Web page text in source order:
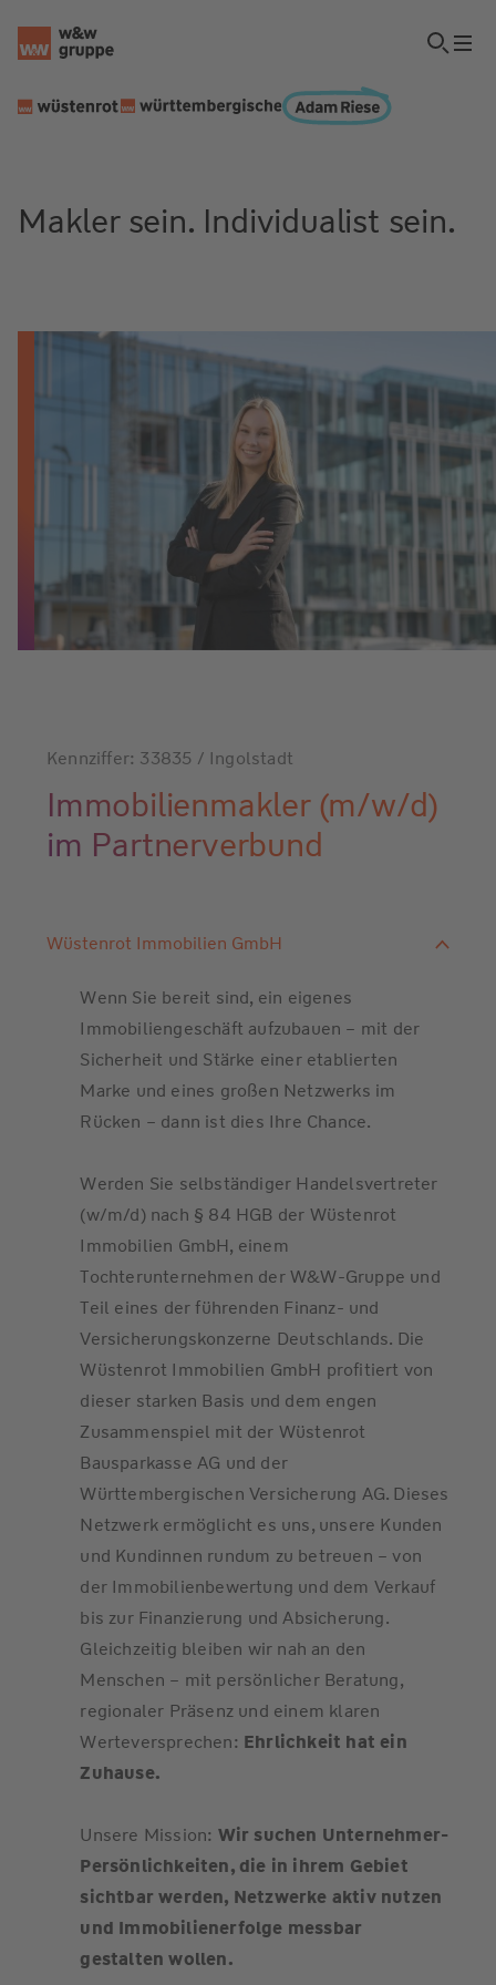
Makler sein. Individualist sein.
Kennziffer: 33835 / Ingolstadt
Immobilienmakler (m/w/d)
im Partnerverbund
Wüstenrot Immobilien GmbH
Wenn Sie bereit sind, ein eigenes
Immobiliengeschäft aufzubauen – mit der
Sicherheit und Stärke einer etablierten
Marke und eines großen Netzwerks im
Rücken – dann ist dies Ihre Chance.
Werden Sie selbständiger Handelsvertreter
(w/m/d) nach § 84 HGB der Wüstenrot
Immobilien GmbH, einem
Tochterunternehmen der W&W-Gruppe und
Teil eines der führenden Finanz- und
Versicherungskonzerne Deutschlands. Die
Wüstenrot Immobilien GmbH profitiert von
dieser starken Basis und dem engen
Zusammenspiel mit der Wüstenrot
Bausparkasse AG und der
Württembergischen Versicherung AG. Dieses
Netzwerk ermöglicht es uns, unsere Kunden
und Kundinnen rundum zu betreuen – von
der Immobilienbewertung und dem Verkauf
bis zur Finanzierung und Absicherung.
Gleichzeitig bleiben wir nah an den
Menschen – mit persönlicher Beratung,
regionaler Präsenz und einem klaren
Werteversprechen: Ehrlichkeit hat ein
Zuhause.
Unsere Mission: Wir suchen Unternehmer-
Persönlichkeiten, die in ihrem Gebiet
sichtbar werden, Netzwerke aktiv nutzen
und Immobilienerfolge messbar
gestalten wollen.